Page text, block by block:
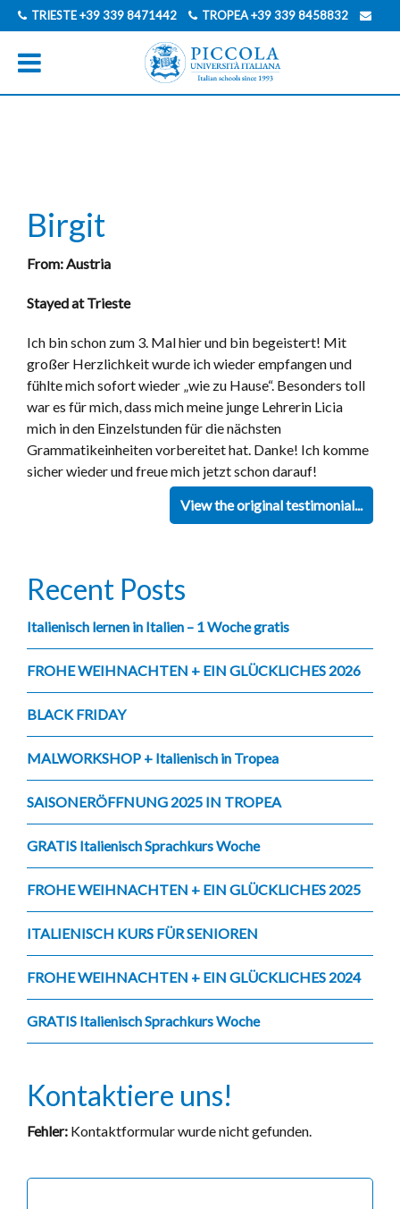
TRIESTE+39 339 8471442 TROPEA+39 339 8458832
INFO@PICCOLAUNIVERSITAITALIANA.COM
ENGLISCH
Birgit
From: Austria
Stayed at Trieste
Ich bin schon zum 3. Mal hier und bin begeistert! Mit
großer Herzlichkeit wurde ich wieder empfangen und
fühlte mich sofort wieder „wie zu Hause“. Besonders toll
war es für mich, dass mich meine junge Lehrerin Licia
mich in den Einzelstunden für die nächsten
Grammatikeinheiten vorbereitet hat. Danke! Ich komme
sicher wieder und freue mich jetzt schon darauf!
View the original testimonial...
Recent Posts
Italienisch lernen in Italien – 1 Woche gratis
FROHE WEIHNACHTEN + EIN GLÜCKLICHES 2026
BLACK FRIDAY
MALWORKSHOP + Italienisch in Tropea
SAISONERÖFFNUNG 2025 IN TROPEA
GRATIS Italienisch Sprachkurs Woche
FROHE WEIHNACHTEN + EIN GLÜCKLICHES 2025
ITALIENISCH KURS FÜR SENIOREN
FROHE WEIHNACHTEN + EIN GLÜCKLICHES 2024
GRATIS Italienisch Sprachkurs Woche
Kontaktiere uns!
Fehler: Kontaktformular wurde nicht gefunden.